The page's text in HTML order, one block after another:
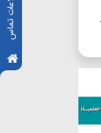
اطلاعات تماس